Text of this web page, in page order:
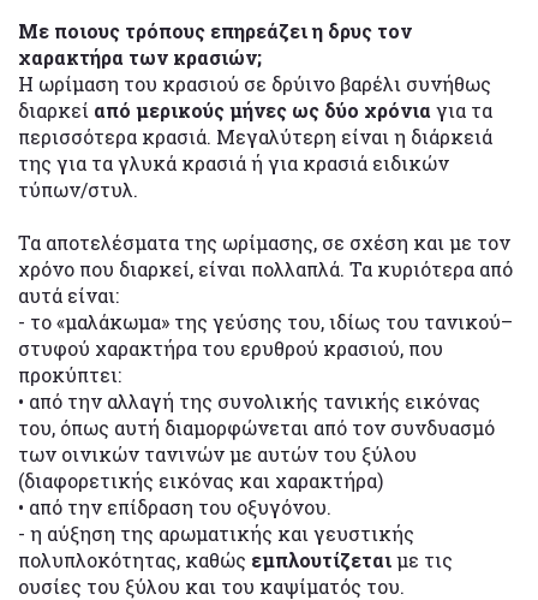
Με ποιους τρόπους επηρεάζει η δρυς τον
χαρακτήρα των κρασιών;
Η ωρίμαση του κρασιού σε δρύινο βαρέλι συνήθως
διαρκεί από μερικούς μήνες ως δύο χρόνια για τα
περισσότερα κρασιά. Μεγαλύτερη είναι η διάρκειά
της για τα γλυκά κρασιά ή για κρασιά ειδικών
τύπων/στυλ.
Τα αποτελέσματα της ωρίμασης, σε σχέση και με τον
χρόνο που διαρκεί, είναι πολλαπλά. Τα κυριότερα από
αυτά είναι:
- το «μαλάκωμα» της γεύσης του, ιδίως του τανικού–
στυφού χαρακτήρα του ερυθρού κρασιού, που
προκύπτει:
• από την αλλαγή της συνολικής τανικής εικόνας
του, όπως αυτή διαμορφώνεται από τον συνδυασμό
των οινικών τανινών με αυτών του ξύλου
(διαφορετικής εικόνας και χαρακτήρα)
• από την επίδραση του οξυγόνου.
- η αύξηση της αρωματικής και γευστικής
πολυπλοκότητας, καθώς εμπλουτίζεταιμε τις
ουσίες του ξύλου και του καψίματός του.